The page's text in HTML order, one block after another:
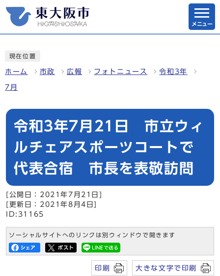
メニュー
現在位置
ホーム 市政 広報 フォトニュース 令和3年
7月
令和3年7月21日 市立ウィ
ルチェアスポーツコートで
代表合宿 市長を表敬訪問
[公開日：2021年7月21日]
[更新日：2021年8月4日]
ID:31165
ソーシャルサイトへのリンクは別ウィンドウで開きます
印刷 大きな文字で印刷